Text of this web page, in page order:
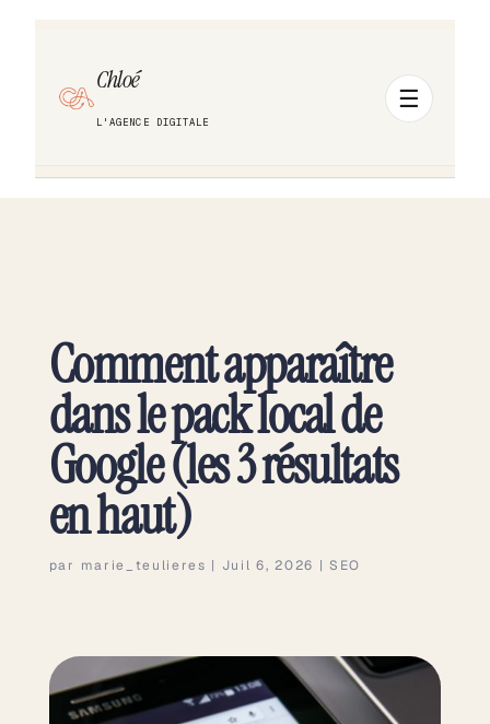
Chloé
L'AGENCE DIGITALE
Comment apparaître
dans le pack local de
Google (les 3 résultats
en haut)
par marie_teulieres | Juil 6, 2026 | SEO